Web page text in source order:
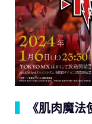
《肌肉魔